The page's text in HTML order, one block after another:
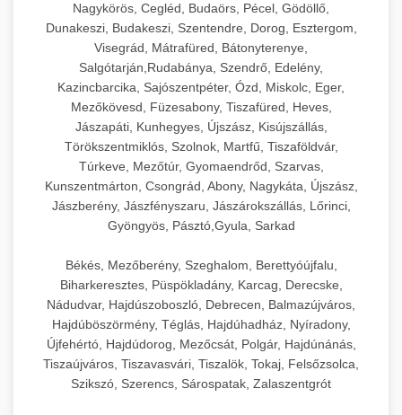
Nagykörös, Cegléd, Budaörs, Pécel, Gödöllő,
Dunakeszi, Budakeszi, Szentendre, Dorog, Esztergom,
Visegrád, Mátrafüred, Bátonyterenye,
Salgótarján,Rudabánya, Szendrő, Edelény,
Kazincbarcika, Sajószentpéter, Ózd, Miskolc, Eger,
Mezőkövesd, Füzesabony, Tiszafüred, Heves,
Jászapáti, Kunhegyes, Újszász, Kisújszállás,
Törökszentmiklós, Szolnok, Martfű, Tiszaföldvár,
Túrkeve, Mezőtúr, Gyomaendrőd, Szarvas,
Kunszentmárton, Csongrád, Abony, Nagykáta, Újszász,
Jászberény, Jászfényszaru, Jászárokszállás, Lőrinci,
Gyöngyös, Pásztó,Gyula, Sarkad
Békés, Mezőberény, Szeghalom, Berettyóújfalu,
Biharkeresztes, Püspökladány, Karcag, Derecske,
Nádudvar, Hajdúszoboszló, Debrecen, Balmazújváros,
Hajdúböszörmény, Téglás, Hajdúhadház, Nyíradony,
Újfehértó, Hajdúdorog, Mezőcsát, Polgár, Hajdúnánás,
Tiszaújváros, Tiszavasvári, Tiszalök, Tokaj, Felsőzsolca,
Szikszó, Szerencs, Sárospatak, Zalaszentgrót